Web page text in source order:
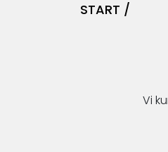
START /
Vi